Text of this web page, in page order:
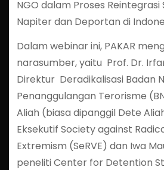
NGO dalam Proses Reintegrasi
Napiter dan Deportan di
Dalam webinar ini, PAKAR
narasumber, yaitu Prof. Dr.
Direktur Deradikalisasi Badan
Penanggulangan Terorisme
Aliah (biasa dipanggil Dete
Eksekutif Society against
Extremism (SeRVE) dan Iwa
peneliti Center for Detention